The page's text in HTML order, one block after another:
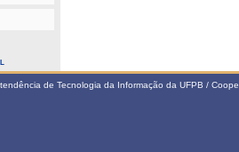
de Tecnologia da Informação da UFPB /